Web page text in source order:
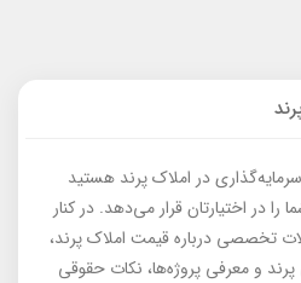
در املاک پرند هستید
را در اختیارتان قرار می‌دهد. در کنار
تخصصی درباره قیمت املاک پرند،
و معرفی پروژه‌ها، نکات حقوقی